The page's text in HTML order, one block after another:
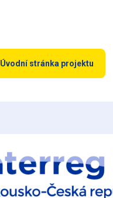
Úvodní stránka projektu